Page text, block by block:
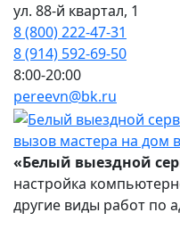
ул. 88-й квартал, 1
8 (800) 222-47-31
8 (914) 592-69-50
8:00-20:00
pereevn@bk.ru
вызов мастера на дом
«Белый выездной
настройка
другие виды работ по